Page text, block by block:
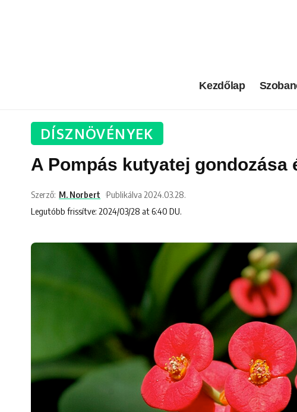
Kezdőlap
DÍSZNÖVÉNYEK
A Pompás kutyatej
Legutóbb frissítve: 2024/03/28 at 6:40 DU.
Szerző: M. Norbert Publikálva 2024.03.28.